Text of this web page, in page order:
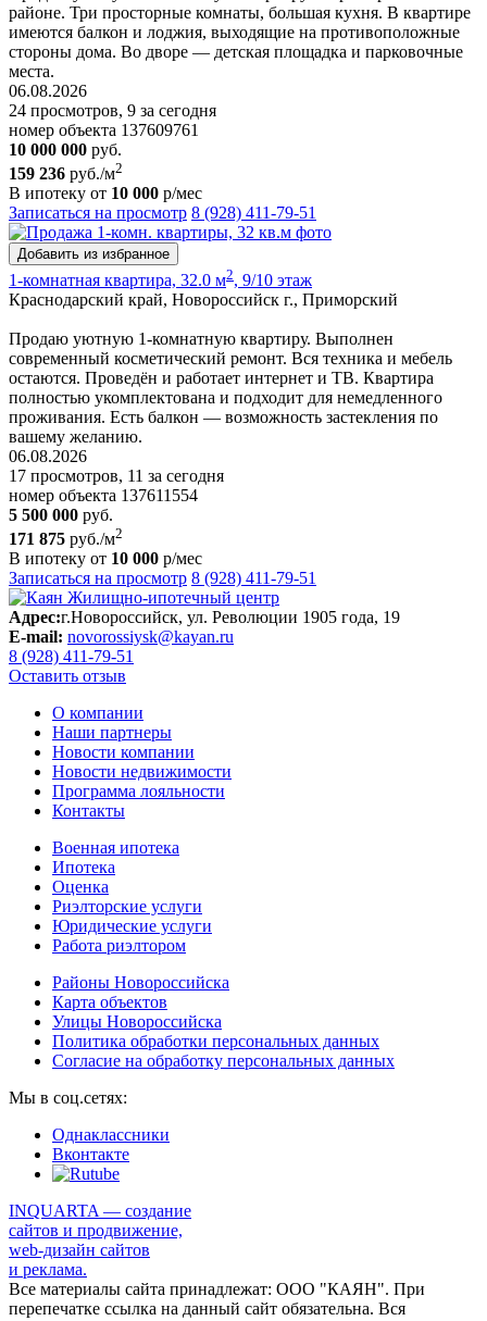
районе. Три просторные комнаты, большая кухня. В квартире
имеются балкон и лоджия, выходящие на противоположные
стороны дома. Во дворе — детская площадка и парковочные
места.
06.08.2026
24 просмотров, 9 за сегодня
номер объекта 137609761
10 000 000 руб.
159 236 руб./м2
В ипотеку от 10 000 р/мес
Записаться на просмотр 8 (928) 411-79-51
Добавить из избранное
1-комнатная квартира, 32.0 м2, 9/10 этаж
Краснодарский край, Новороссийск г., Приморский
Продаю уютную 1-комнатную квартиру. Выполнен
современный косметический ремонт. Вся техника и мебель
остаются. Проведён и работает интернет и ТВ. Квартира
полностью укомплектована и подходит для немедленного
проживания. Есть балкон — возможность застекления по
вашему желанию.
06.08.2026
17 просмотров, 11 за сегодня
номер объекта 137611554
5 500 000 руб.
171 875 руб./м2
В ипотеку от 10 000 р/мес
Записаться на просмотр 8 (928) 411-79-51
Адрес:г.Новороссийск, ул. Революции 1905 года, 19
E-mail: novorossiysk@kayan.ru
8 (928) 411-79-51
Оставить отзыв
О компании
Наши партнеры
Новости компании
Новости недвижимости
Программа лояльности
Контакты
Военная ипотека
Ипотека
Оценка
Риэлторские услуги
Юридические услуги
Работа риэлтором
Районы Новороссийска
Карта объектов
Улицы Новороссийска
Политика обработки персональных данных
Согласие на обработку персональных данных
Мы в соц.сетях:
Однаклассники
Вконтакте
INQUARTA — создание
сайтов и продвижение,
web-дизайн сайтов
и реклама.
Все материалы сайта принадлежат: ООО "КАЯН". При
перепечатке ссылка на данный сайт обязательна. Вся